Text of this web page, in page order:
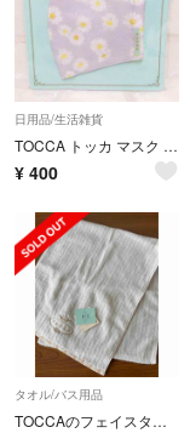
日用品/生活雑貨
TOCCA トッカ マスク 洗って繰り返し使える立体マスク マーガレット
¥ 400
タオル/バス用品
TOCCAのフェイスタオル(未使用品)ホワイト